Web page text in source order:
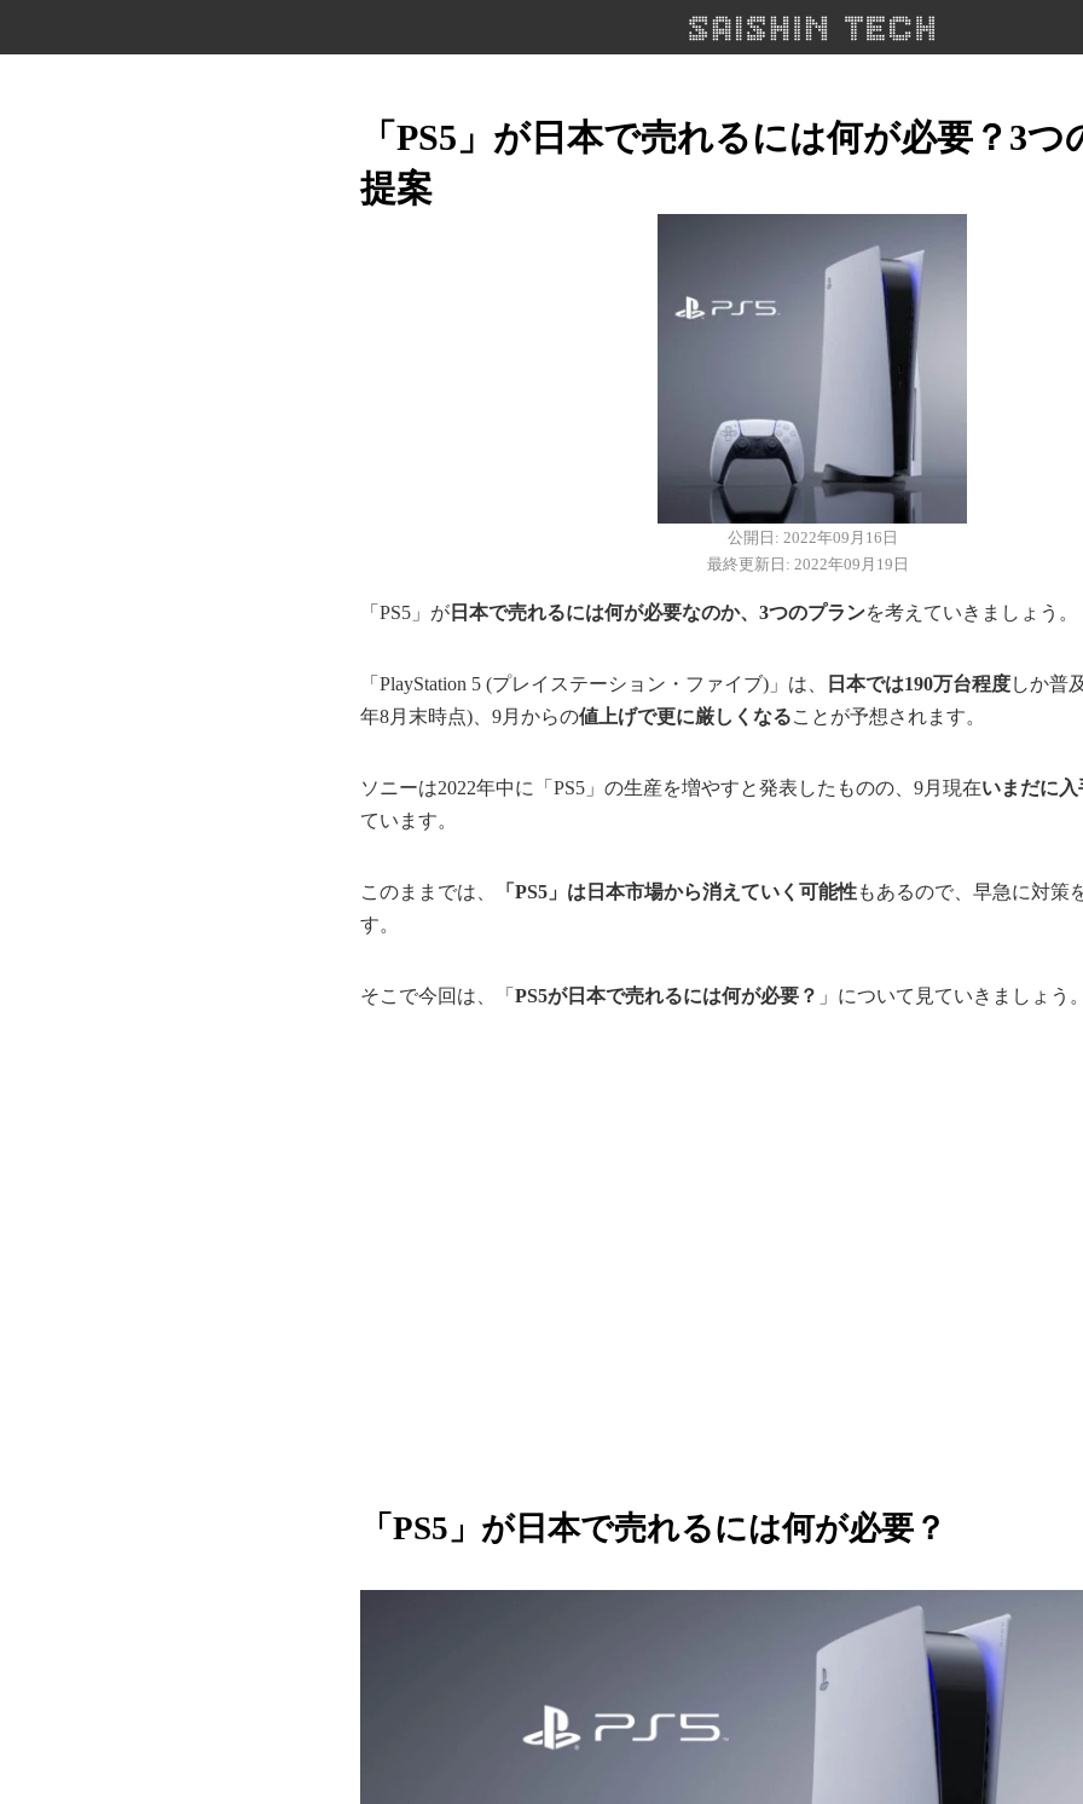
「PS5」が日本で売れるには何が必要？3
提案
公開日: 2022年09月16日
最終更新日: 2022年09月19日
「PS5」が 日本で売れるには何が必要なのか、3つのプランを考えていきましょう。
「PlayStation 5 (プレイステーション・ファイブ)」は、 日本では190万台程度しか普
年8月末時点)、9月からの値上げで更に厳しくなることが予想されます。
ソニーは2022年中に「PS5」の生産を増やすと発表したものの、9月現在いまだに
ています。
このままでは、 「PS5」は日本市場から消えていく可能性もあるので、早急に対策
す。
そこで今回は、「 PS5が日本で売れるには何が必要？ 」について見ていきましょう。
「PS5」が日本で売れるには何が必要？